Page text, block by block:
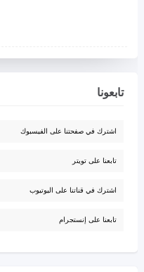
تابعونا
اشترك في صفحتنا على الفيسبوك
تابعنا على تويتر
اشترك في قناتنا على اليوتيوب
تابعنا على إنستجرام